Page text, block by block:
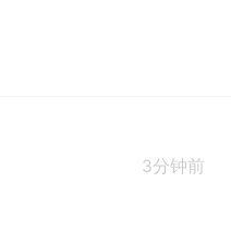
3分钟前